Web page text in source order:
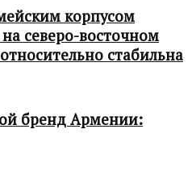
корпусом
северо-восточном
стабильна
бренд Армении: